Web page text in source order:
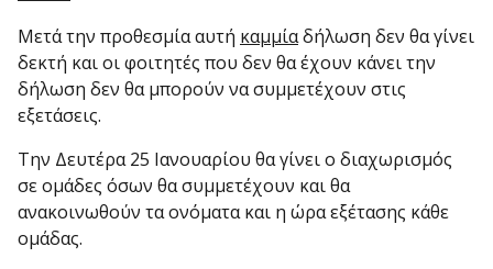
Μετά την προθεσμία αυτή καμμίαδήλωση δεν θα γίνει
δεκτή και οι φοιτητές που δεν θα έχουν κάνει την
δήλωση δεν θα μπορούν να συμμετέχουν στις
εξετάσεις.
Την Δευτέρα 25 Ιανουαρίου θα γίνει ο διαχωρισμός
σε ομάδες όσων θα συμμετέχουν και θα
ανακοινωθούν τα ονόματα και η ώρα εξέτασης κάθε
ομάδας.